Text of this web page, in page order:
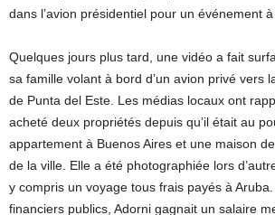
dans l’avion présidentiel pour un événement à
Quelques jours plus tard, une vidéo a fait
sa famille volant à bord d’un avion privé vers
de Punta del Este. Les médias locaux ont
acheté deux propriétés depuis qu’il était au
appartement à Buenos Aires et une maison
de la ville. Elle a été photographiée lors
y compris un voyage tous frais payés à
financiers publics, Adorni gagnait un salaire